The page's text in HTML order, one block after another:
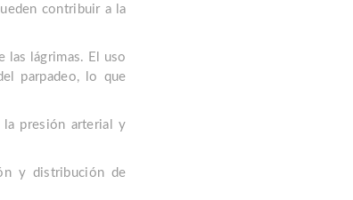
contribuir a la
las lágrimas. El uso
parpadeo, lo que
la presión arterial y
y distribución de